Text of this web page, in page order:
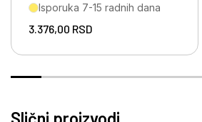
Isporuka 7-15 radnih dana
3.376,00 RSD